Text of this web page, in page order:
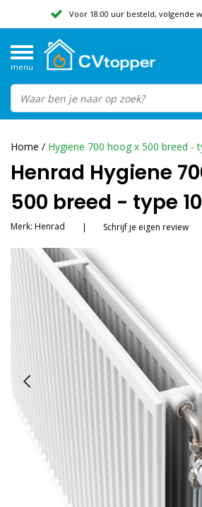
Voor 18:00 uur besteld, volgende
Beoordeeld met een
menu
Home / Hygiene 700 hoog x 500 breed -
Henrad Hygiene
500 breed - type 10
Merk: Henrad | Schrijf je eigen review